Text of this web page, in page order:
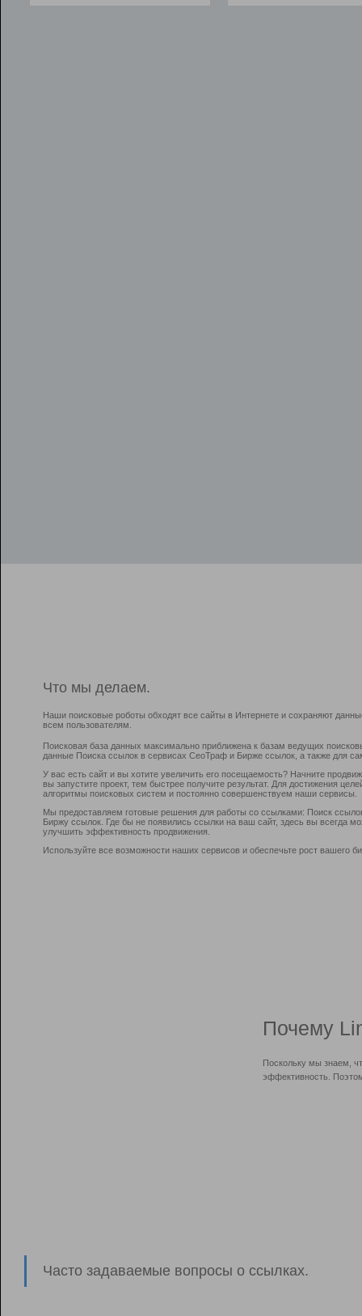
Что мы делаем.
Наши поисковые роботы обходят все сайты в Интернете и сохраняют
всем пользователям.
Поисковая база данных максимально приближена к базам ведущих
данные Поиска ссылок в сервисах СеоТраф и Бирже ссылок, а также для
У вас есть сайт и вы хотите увеличить его посещаемость? Начните
вы запустите проект, тем быстрее получите результат. Для достижения
алгоритмы поисковых систем и постоянно совершенствуем наши сервисы.
Мы предоставляем готовые решения для работы со ссылками: Поиск
Биржу ссылок. Где бы не появились ссылки на ваш сайт, здесь вы всегда
улучшить эффективность продвижения.
Используйте все возможности наших сервисов и обеспечьте рост вашего
Почему
Поскольку мы знаем,
эффективность.
Часто задаваемые вопросы о ссылках.